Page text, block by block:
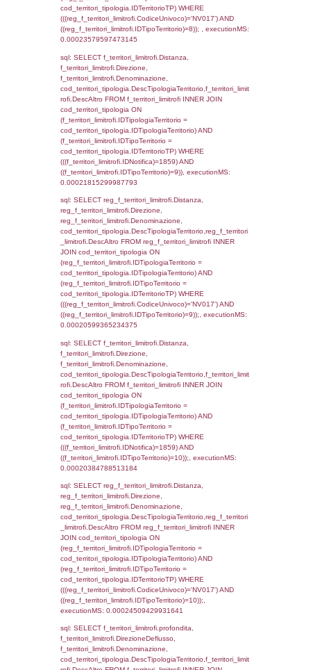
(reg_f_territori_limitrofi.IDTipoTerritorio =
cod_territori_tipologia.IDTerritorioTP)
0.00022697448730469
sql: SELECT f_territori_limitrofi.Distanza,
f_territori_limitrofi.Direzione,
f_territori_limitrofi.Denominazione,
rofi.DescAltro FROM f_territori_limitrofi
cod_territori_tipologia ON
cod_territori_tipologia.IDTipologiaTerritorio)
(f_territori_limitrofi.IDTipoTerritorio =
cod_territori_tipologia.IDTerritorioTP)
(((f_territori_limitrofi.IDNotifica)=1859) AND
((f_territori_limitrofi.IDTipoTerritorio)=4)),
0.00020694732666016
sql: SELECT
reg_f_territori_limitrofi.Denominazione,
_limitrofi.DescAltro FROM
JOIN cod_territori_tipologia ON
(reg_f_territori_limitrofi.IDTipologiaTerritorio =
cod_territori_tipologia.IDTipologiaTerritorio)
(reg_f_territori_limitrofi.IDTipoTerritorio =
cod_territori_tipologia.IDTerritorioTP)
0.00023007392883301
sql: SELECT f_territori_limitrofi.Distanza,
f_territori_limitrofi.Direzione,
f_territori_limitrofi.Denominazione,
f_territori_limitrofi.DescAltro FROM
(f_territori_limitrofi.IDTipologiaTerritorio =
cod_territori_tipologia.IDTipologiaTerritorio)
(f_territori_limitrofi.IDTipoTerritorio =